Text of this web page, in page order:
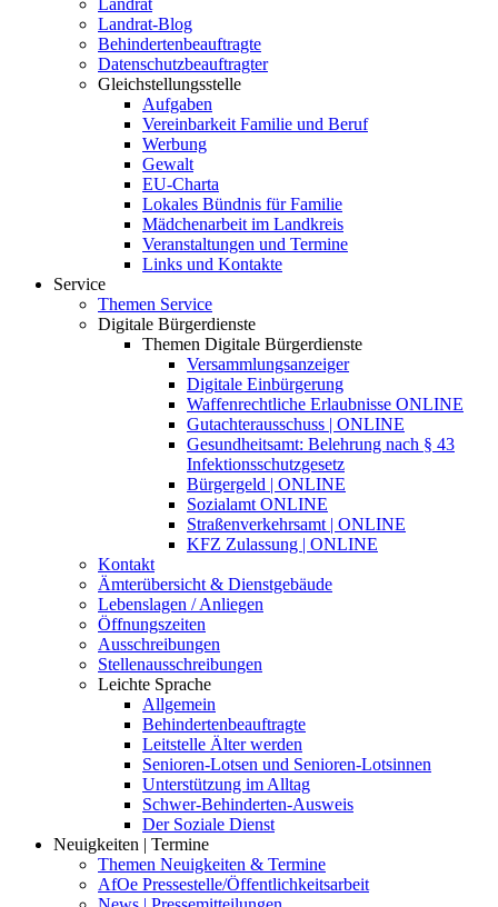
Landrat-Blog
Behindertenbeauftragte
Datenschutzbeauftragter
Gleichstellungsstelle
Aufgaben
Vereinbarkeit Familie und Beruf
Werbung
Gewalt
EU-Charta
Lokales Bündnis für Familie
Mädchenarbeit im Landkreis
Veranstaltungen und Termine
Links und Kontakte
Service
Themen Service
Digitale Bürgerdienste
Themen Digitale Bürgerdienste
Versammlungsanzeiger
Digitale Einbürgerung
Waffenrechtliche Erlaubnisse ONLINE
Gutachterausschuss | ONLINE
Gesundheitsamt: Belehrung nach § 43
Infektionsschutzgesetz
Bürgergeld | ONLINE
Sozialamt ONLINE
Straßenverkehrsamt | ONLINE
KFZ Zulassung | ONLINE
Kontakt
Ämterübersicht & Dienstgebäude
Lebenslagen / Anliegen
Öffnungszeiten
Ausschreibungen
Stellenausschreibungen
Leichte Sprache
Allgemein
Behindertenbeauftragte
Leitstelle Älter werden
Senioren-Lotsen und Senioren-Lotsinnen
Unterstützung im Alltag
Schwer-Behinderten-Ausweis
Der Soziale Dienst
Neuigkeiten | Termine
Themen Neuigkeiten & Termine
AfOe Pressestelle/Öffentlichkeitsarbeit